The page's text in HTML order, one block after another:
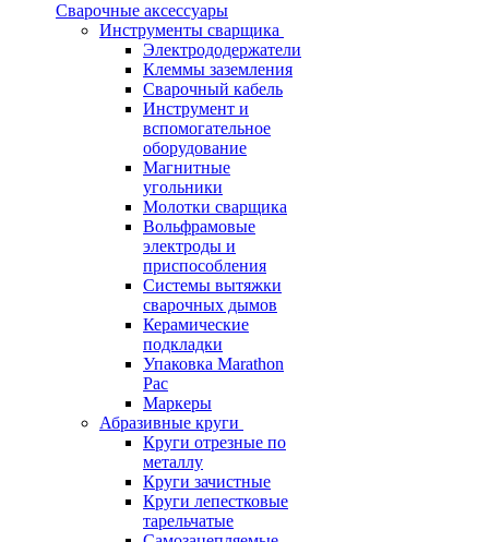
Сварочные аксессуары
Инструменты сварщика
Электрододержатели
Клеммы заземления
Сварочный кабель
Инструмент и
вспомогательное
оборудование
Магнитные
угольники
Молотки сварщика
Вольфрамовые
электроды и
приспособления
Системы вытяжки
сварочных дымов
Керамические
подкладки
Упаковка Marathon
Pac
Маркеры
Абразивные круги
Круги отрезные по
металлу
Круги зачистные
Круги лепестковые
тарельчатые